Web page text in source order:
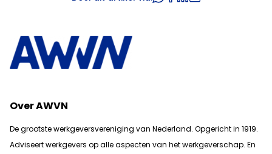
Over AWVN
De grootste werkgeversvereniging van Nederland. Opgericht in 1919.
Adviseert werkgevers op alle aspecten van het werkgeverschap. En